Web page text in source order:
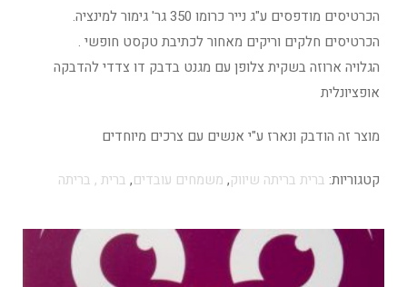
הכרטיסים מודפסים ע"ג נייר כרומו 350 גר' גימור למינציה.
הכרטיסים חלקים וריקים מאחור לכתיבת טקסט חופשי .
הגלויה ארוזה בשקית צלופן עם מגנט בדבק דו צדדי להדבקה
אופציונלית
מוצר זה הודבק ונארז ע"י אנשים עם צרכים מיוחדים
קטגוריות: ברית בריתה שיווק, משמחים עובדים, ברית , בריתה